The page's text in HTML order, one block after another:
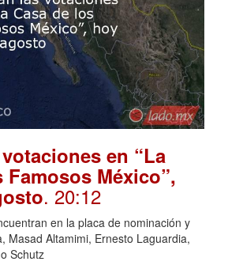
en “La
Famosos México”,
. 20:12
en la placa de nominación y
Masad Altamimi, Ernesto Laguardia,
Schutz